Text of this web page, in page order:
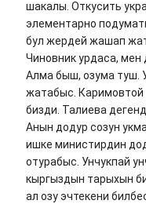
шакалы. Откусить
элементарно
бул жердей жашап
Чиновник урдаса,
Алма быш, озума туш.
жатабыс. Каримовтой
бизди. Талиева
Анын додур созун
ишке министирдин
отурабыс. Унчукпай
кыргыздын тарыхын
ал озу эчтекени